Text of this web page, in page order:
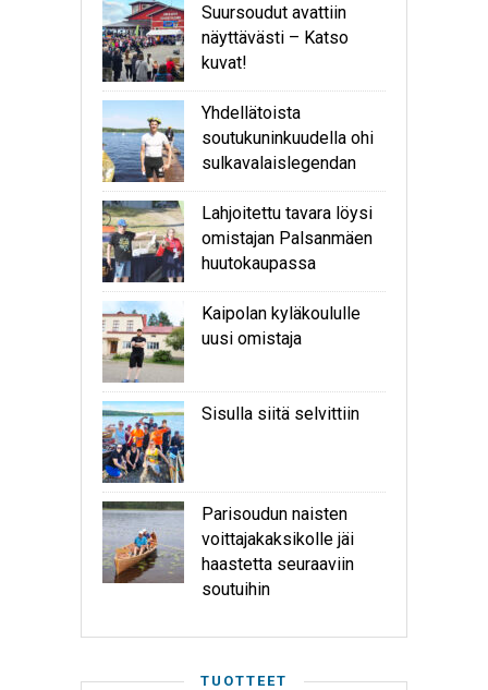
Suursoudut avattiin
näyttävästi – Katso
kuvat!
Yhdellätoista
soutukuninkuudella ohi
sulkavalaislegendan
Lahjoitettu tavara löysi
omistajan Palsanmäen
huutokaupassa
Kaipolan kyläkoululle
uusi omistaja
Sisulla siitä selvittiin
Parisoudun naisten
voittajakaksikolle jäi
haastetta seuraaviin
soutuihin
TUOTTEET